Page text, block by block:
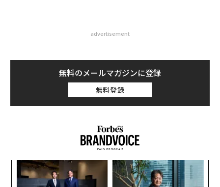
advertisement
無料のメールマガジンに登録
無料登録